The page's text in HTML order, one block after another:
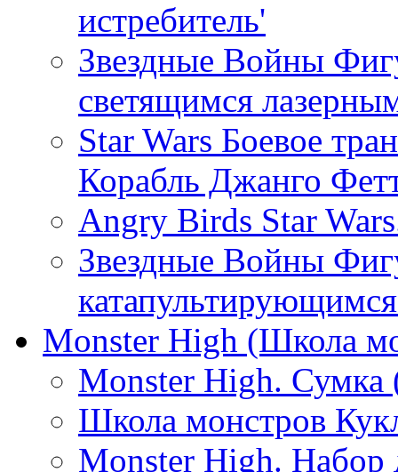
истребитель'
Звездные Войны
светящимся
Star Wars Боевое
Корабль Джанго
Angry Birds Star
Звездные Войны
Monster High (Школа
Monster High. Сумка
Школа монстров
Monster High. Набор